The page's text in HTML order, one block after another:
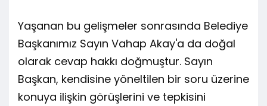
Yaşanan bu gelişmeler sonrasında Belediye
Başkanımız Sayın Vahap Akay'a da doğal
olarak cevap hakkı doğmuştur. Sayın
Başkan, kendisine yöneltilen bir soru üzerine
konuya ilişkin görüşlerini ve tepkisini